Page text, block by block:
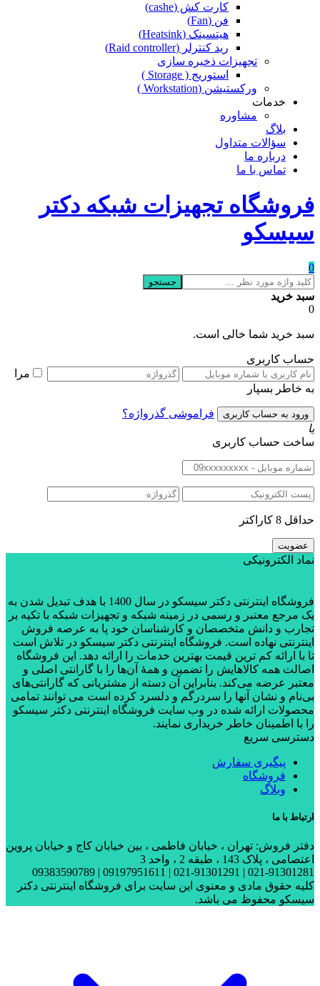
کارت کش (cashe)
فن (Fan)
هیتسینک (Heatsink)
رید کنترلر (Raid controller)
تجهیزات ذخیره سازی
استوریج ( Storage )
ورکستیشن (Workstation )
خدمات
مشاوره
بلاگ
سؤالات متداول
درباره ما
تماس با ما
فروشگاه تجهیزات شبکه دکتر
سیسکو
0
جستجو
سبد خرید
0
سبد خرید شما خالی است.
حساب کاربری
مرا
به خاطر بسپار
فراموشی گذرواژه؟
یا
ساخت حساب کاربری
حداقل 8 کاراکتر
نماد الکترونیکی
فروشگاه اینترنتی دکتر سیسکو در سال 1400 با هدف تبدیل شدن به
یک مرجع معتبر و رسمی در زمینه شبکه و تجهیزات شبکه با تکیه بر
تجارب و دانش متخصصان و کارشناسان خود پا به عرصه فروش
اینترنتی نهاده است. فروشگاه اینترنتی دکتر سیسکو در تلاش است
تا با ارائه کم ترین قیمت بهترین خدمات را ارائه دهد. این فروشگاه
اصالت همه کالاهایش را تضمین و همۀ آن‌ها را با گارانتی اصلی و
معتبر عرضه می‌کند. بنابراین آن دسته از مشتریانی که گارانتی‌های
بی‌نام و نشان آنها را سردرگم و دلسرد کرده است می توانند تمامی
محصولات ارائه شده در وب سایت فروشگاه اینترنتی دکتر سیسکو
را با اطمینان خاطر خریداری نمایند.
دسترسی سریع
پیگیری سفارش
فروشگاه
وبلاگ
ارتباط با ما
دفتر فروش: تهران ، خیابان فاطمی ، بین خیابان کاج و خیابان پروین
اعتصامی ، پلاک 143 ، طبقه 2 ، واحد 3
021-91301281 | 021-91301291 | 09197951611 | 09383590789
کلیه حقوق مادی و معنوی این سایت برای فروشگاه اینترنتی دکتر
سیسکو محفوظ می باشد.